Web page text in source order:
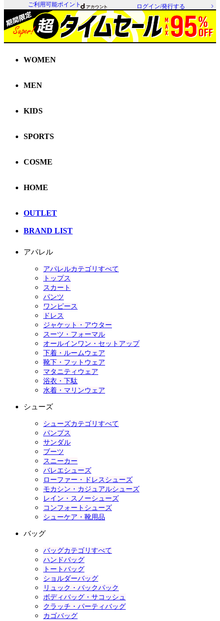
ご利用可能ポイント ログイン/発行する
WOMEN
MEN
KIDS
SPORTS
COSME
HOME
OUTLET
BRAND LIST
アパレル
アパレルカテゴリすべて
トップス
スカート
パンツ
ワンピース
ドレス
ジャケット・アウター
スーツ・フォーマル
オールインワン・セットアップ
下着・ルームウェア
靴下・フットウェア
マタニティウェア
浴衣・下駄
水着・マリンウェア
シューズ
シューズカテゴリすべて
パンプス
サンダル
ブーツ
スニーカー
バレエシューズ
ローファー・ドレスシューズ
モカシン・カジュアルシューズ
レイン・スノーシューズ
コンフォートシューズ
シューケア・靴用品
バッグ
バッグカテゴリすべて
ハンドバッグ
トートバッグ
ショルダーバッグ
リュック・バックパック
ボディバッグ・サコッシュ
クラッチ・パーティバッグ
カゴバッグ